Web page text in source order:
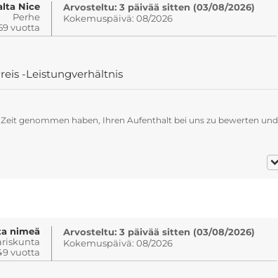
Nice
Perhe
vuotta
Arvosteltu: 3 päivää sitten (03/08/2026)
Kokemuspäivä: 08/2026
-Leistungverhältnis
Zeit genommen haben, Ihren Aufenthalt bei uns zu bewerten und
nimeä
vuotta
Arvosteltu: 3 päivää sitten (03/08/2026)
Kokemuspäivä: 08/2026